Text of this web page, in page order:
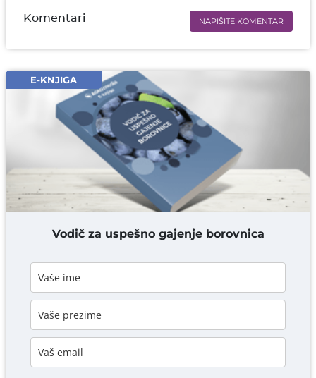
Komentari NAPIŠITE KOMENTAR
Email* obavezno
Komentar* obavezno
DODAJ KOMENTAR
E-KNJIGA
Vodič za uspešno gajenje borovnica